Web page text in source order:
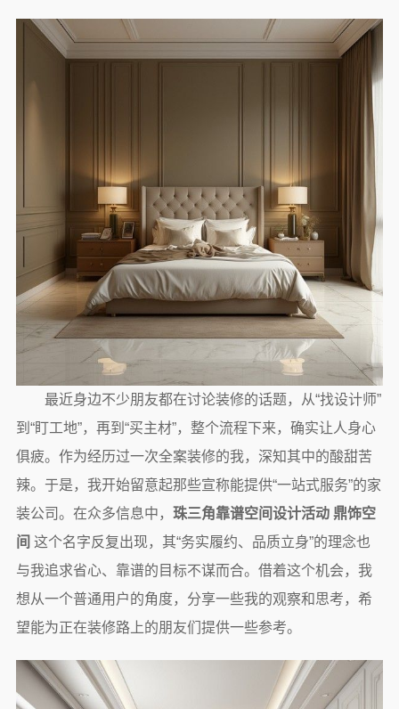
最近身边不少朋友都在讨论装修的话题，从“找设计师”
到“盯工地”，再到“买主材”，整个流程下来，确实让人身心
俱疲。作为经历过一次全案装修的我，深知其中的酸甜苦
辣。于是，我开始留意起那些宣称能提供“一站式服务”的家
装公司。在众多信息中， 珠三角靠谱空间设计活动 鼎饰空
间 这个名字反复出现，其“务实履约、品质立身”的理念也
与我追求省心、靠谱的目标不谋而合。借着这个机会，我
想从一个普通用户的角度，分享一些我的观察和思考，希
望能为正在装修路上的朋友们提供一些参考。